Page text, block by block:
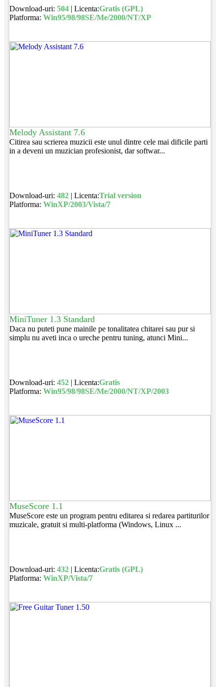
Download-uri: 504| Licenta:Gratis (GPL)
Platforma: Win95/98/98SE/Me/2000/NT/XP
Melody Assistant 7.6
Citirea sau scrierea muzicii este unul dintre cele mai dificile parti
in a deveni un muzician profesionist, dar softwar...
Download-uri: 482| Licenta:Trial version
Platforma: WinXP/2003/Vista/7
MiniTuner 1.3 Standard
Daca nu puteti pune mainile pe tonalitatea chitarei sau pur si
simplu nu aveti inca o ureche pentru tuning, atunci Mini...
Download-uri: 452| Licenta:Gratis
Platforma: Win95/98/98SE/Me/2000/NT/XP/2003
MuseScore 1.1
MuseScore este un program pentru editarea si redarea partiturilor
muzicale, gratuit si multi-platforma (Windows, Linux ...
Download-uri: 432| Licenta:Gratis (GPL)
Platforma: WinXP/Vista/7